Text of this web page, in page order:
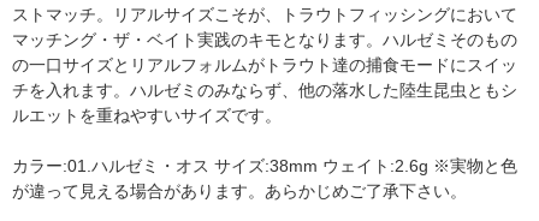
ストマッチ。リアルサイズこそが、トラウトフィッシングにおいて
マッチング・ザ・ベイト実践のキモとなります。ハルゼミそのもの
の一口サイズとリアルフォルムがトラウト達の捕食モードにスイッ
チを入れます。ハルゼミのみならず、他の落水した陸生昆虫ともシ
ルエットを重ねやすいサイズです。
カラー:01.ハルゼミ・オス サイズ:38mm ウェイト:2.6g ※実物と色
が違って見える場合があります。あらかじめご了承下さい。